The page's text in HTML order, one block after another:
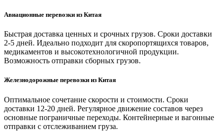
Авиационные перевозки из Китая
Быстрая доставка ценных и срочных грузов. Сроки доставки
2-5 дней. Идеально подходит для скоропортящихся товаров,
медикаментов и высокотехнологичной продукции.
Возможность отправки сборных грузов.
Железнодорожные перевозки из Китая
Оптимальное сочетание скорости и стоимости. Сроки
доставки 12-20 дней. Регулярное движение составов через
основные пограничные переходы. Контейнерные и вагонные
отправки с отслеживанием груза.